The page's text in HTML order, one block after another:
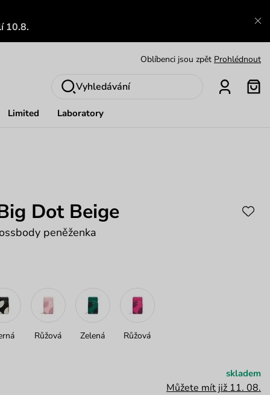
10.8.
Limited Laboratory
Nech se inspirovat Ukázat
Vyhledávání
Dot Beige
peněženka
Růžová Zelená Růžová
skladem
Můžete mít již 11. 08.